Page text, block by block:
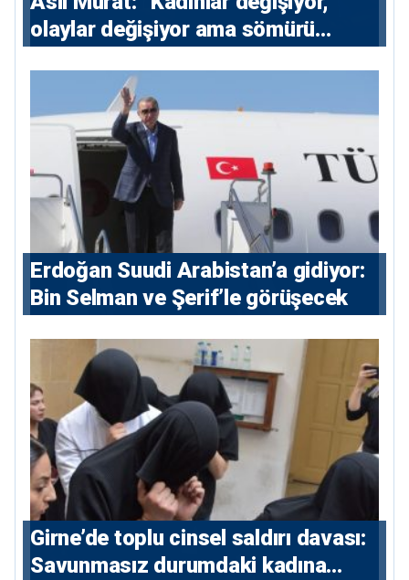
olaylar değişiyor ama sömürü
Erdoğan Suudi Arabistan’a gidiyor:
Bin Selman ve Şerif’le görüşecek
Girne’de toplu cinsel saldırı davası:
Savunmasız durumdaki kadına